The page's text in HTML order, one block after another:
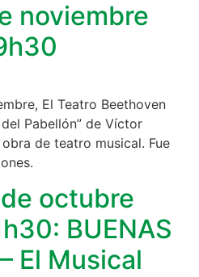
noviembre
El Teatro Beethoven
Pabellón” de Víctor
de teatro musical. Fue
octubre
BUENAS
El Musical